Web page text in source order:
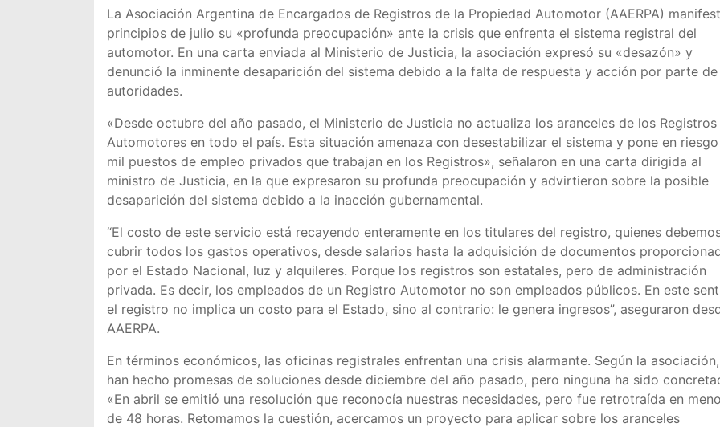
La Asociación Argentina de Encargados de Registros de la Propiedad Automotor (AAERPA)
principios de julio su «profunda preocupación» ante la crisis que enfrenta el sistema registral del
automotor. En una carta enviada al Ministerio de Justicia, la asociación expresó su «desazón» y
denunció la inminente desaparición del sistema debido a la falta de respuesta y acción por parte de
autoridades.
«Desde octubre del año pasado, el Ministerio de Justicia no actualiza los aranceles de los Registros
Automotores en todo el país. Esta situación amenaza con desestabilizar el sistema y pone en riesgo
mil puestos de empleo privados que trabajan en los Registros», señalaron en una carta dirigida al
ministro de Justicia, en la que expresaron su profunda preocupación y advirtieron sobre la posible
desaparición del sistema debido a la inacción gubernamental.
“El costo de este servicio está recayendo enteramente en los titulares del registro, quienes
cubrir todos los gastos operativos, desde salarios hasta la adquisición de documentos
por el Estado Nacional, luz y alquileres. Porque los registros son estatales, pero de administración
privada. Es decir, los empleados de un Registro Automotor no son empleados públicos. En este
el registro no implica un costo para el Estado, sino al contrario: le genera ingresos”, aseguraron
AAERPA.
En términos económicos, las oficinas registrales enfrentan una crisis alarmante. Según la
han hecho promesas de soluciones desde diciembre del año pasado, pero ninguna ha sido
«En abril se emitió una resolución que reconocía nuestras necesidades, pero fue retrotraída en
de 48 horas. Retomamos la cuestión, acercamos un proyecto para aplicar sobre los aranceles